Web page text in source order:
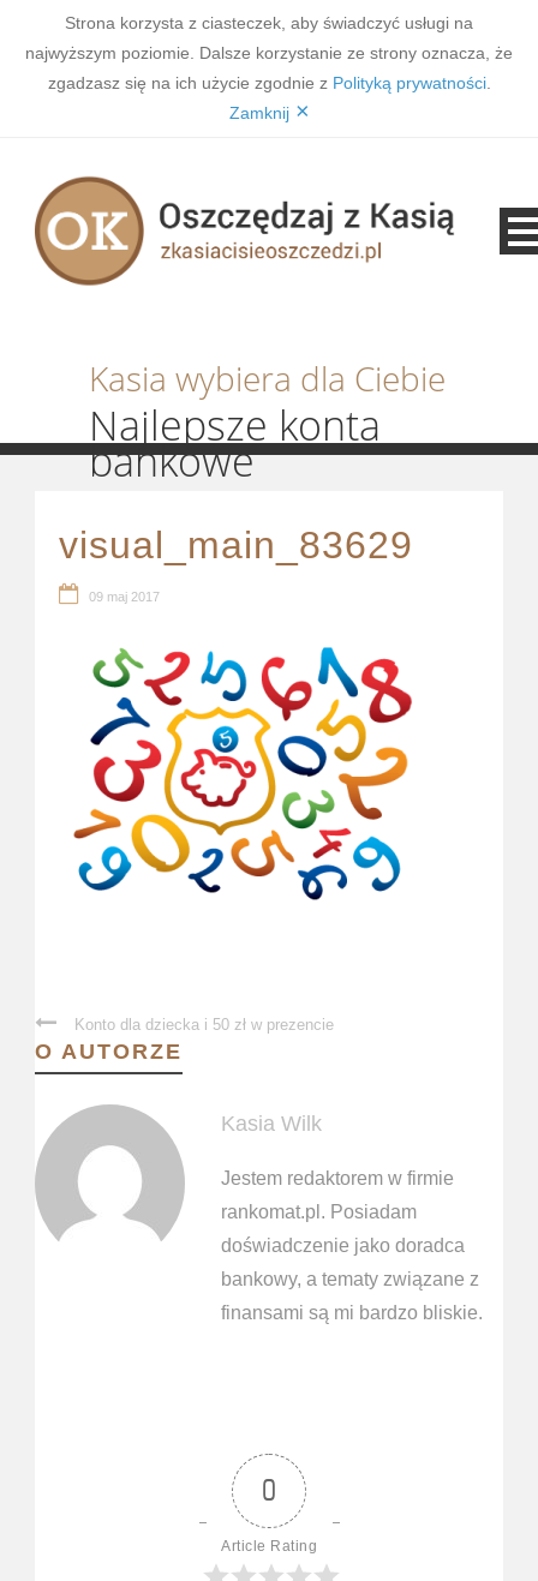
Strona korzysta z ciasteczek, aby świadczyć usługi na
najwyższym poziomie. Dalsze korzystanie ze strony oznacza, że
zgadzasz się na ich użycie zgodnie z Polityką prywatności.
Zamknij ×
Kasia wybiera dla Ciebie
Najlepsze konta
bankowe
visual_main_83629
09 maj 2017
Konto dla dziecka i 50 zł w prezencie
O AUTORZE
Kasia Wilk
Jestem redaktorem w firmie
rankomat.pl. Posiadam
doświadczenie jako doradca
bankowy, a tematy związane z
finansami są mi bardzo bliskie.
0
Article Rating